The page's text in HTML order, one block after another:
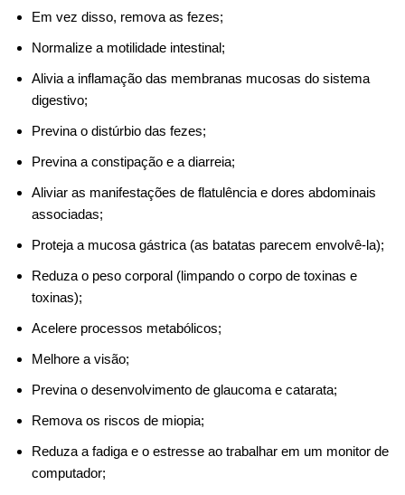
Em vez disso, remova as fezes;
Normalize a motilidade intestinal;
Alivia a inflamação das membranas mucosas do sistema
digestivo;
Previna o distúrbio das fezes;
Previna a constipação e a diarreia;
Aliviar as manifestações de flatulência e dores abdominais
associadas;
Proteja a mucosa gástrica (as batatas parecem envolvê-la);
Reduza o peso corporal (limpando o corpo de toxinas e
toxinas);
Acelere processos metabólicos;
Melhore a visão;
Previna o desenvolvimento de glaucoma e catarata;
Remova os riscos de miopia;
Reduza a fadiga e o estresse ao trabalhar em um monitor de
computador;